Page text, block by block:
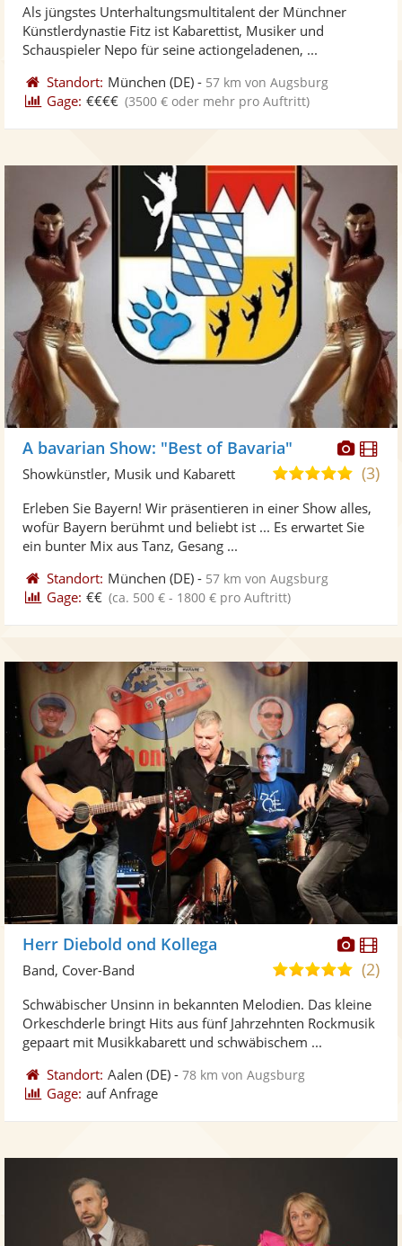
5
Als jüngstes Unterhaltungsmultitalent der Münchner
Künstlerdynastie Fitz ist Kabarettist, Musiker und
Schauspieler Nepo für seine actiongeladenen, ...
Standort: München (DE) - 57 km von Augsburg
Gage: €€€€ (3500 € oder mehr pro Auftritt)
Fotos
A bavarian Show: "Best of Bavaria"
4,8
5
(3)
Showkünstler, Musik und Kabarett
Erleben Sie Bayern! Wir präsentieren in einer Show alles,
wofür Bayern berühmt und beliebt ist ... Es erwartet Sie
ein bunter Mix aus Tanz, Gesang ...
Standort: München (DE) - 57 km von Augsburg
Gage: €€ (ca. 500 € - 1800 € pro Auftritt)
Fotos
Herr Diebold ond Kollega
5,0
5
(2)
Band, Cover-Band
Schwäbischer Unsinn in bekannten Melodien. Das kleine
Orkeschderle bringt Hits aus fünf Jahrzehnten Rockmusik
gepaart mit Musikkabarett und schwäbischem ...
Standort: Aalen (DE) -78 km von Augsburg
Gage: auf Anfrage